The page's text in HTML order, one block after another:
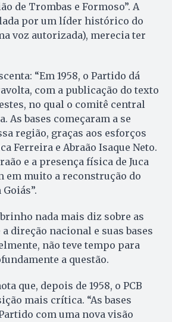
de Trombas e Formoso”. A
por um líder histórico do
voz autorizada), merecia ter
“Em 1958, o Partido dá
com a publicação do texto
no qual o comitê central
As bases começaram a se
região, graças aos esforços
Ferreira e Abraão Isaque Neto.
e a presença física de Juca
em muito a reconstrução do
nada mais diz sobre as
direção nacional e suas bases
não teve tempo para
a questão.
que, depois de 1958, o PCB
mais crítica. “As bases
com uma nova visão